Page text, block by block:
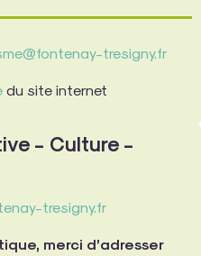
tresigny.fr
du site internet
- Culture -
tresigny.fr
merci d’adresser